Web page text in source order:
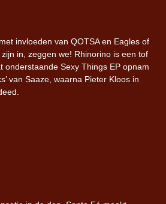
invloeden van QOTSA en Eagles of
in, zeggen we! Rhinorino is een tof
onderstaande Sexy Things EP opnam
van Saaze, waarna Pieter Kloos in